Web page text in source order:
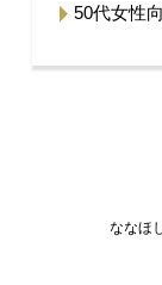
50代女性
ななほ